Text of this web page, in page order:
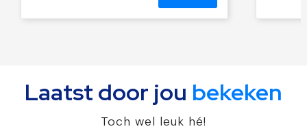
Laatst door jou bekeken
Toch wel leuk hé!